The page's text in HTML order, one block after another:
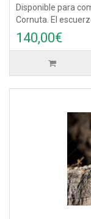
Disponible para
Cornuta. El
140,00€